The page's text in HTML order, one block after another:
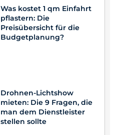
Was kostet 1 qm Einfahrt
pflastern: Die
Preisübersicht für die
Budgetplanung?
Drohnen-Lichtshow
mieten: Die 9 Fragen, die
man dem Dienstleister
stellen sollte